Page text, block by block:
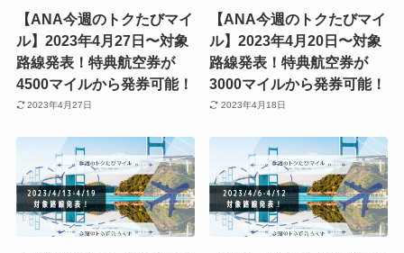
【ANA今週のトクたびマイ
ル】2023年4月27日〜対象
路線発表！特典航空券が
4500マイルから発券可能！
2023年4月27日
【ANA今週のトクたびマイ
ル】2023年4月20日〜対象
路線発表！特典航空券が
3000マイルから発券可能！
2023年4月18日